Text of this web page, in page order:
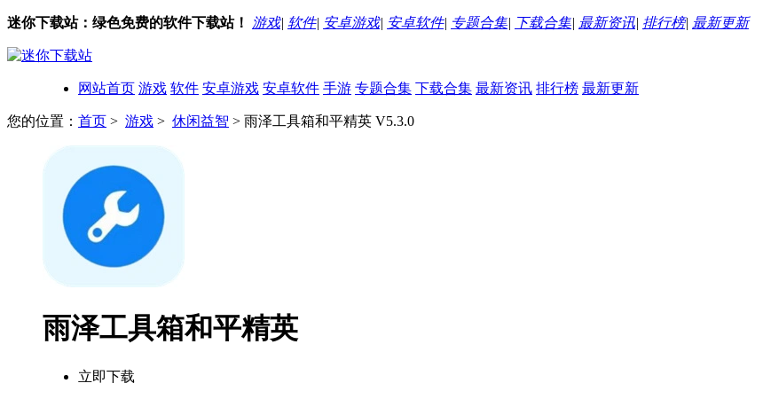
迷你下载站：绿色免费的软件下载站！ 游戏| 软件| 安卓游戏| 安卓软件| 专题合集| 下载合集| 最新资讯| 排行榜| 最新更新
网站首页 游戏 软件 安卓游戏 安卓软件 手游 专题合集 下载合集 最新资讯 排行榜 最新更新
您的位置： 首页 > 游戏 > 休闲益智 > 雨泽工具箱和平精英 V5.3.0
雨泽工具箱和平精英
立即下载